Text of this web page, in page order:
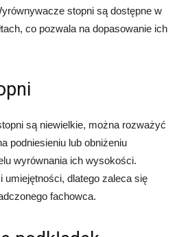
stopni są dostępne w
co pozwala na dopasowanie ich
są niewielkie, można rozważyć
podniesieniu lub obniżeniu
wyrównania ich wysokości.
umiejętności, dlatego zaleca się
fachowca.